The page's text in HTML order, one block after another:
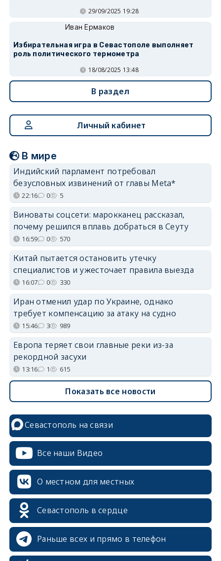
29/09/2025 19:28
Иван Ермаков
Избирательная игра в Севастополе выполняет
роль политического термометра
18/08/2025 13:48
В раздел
Личный кабинет
В мире
Индийский парламент потребовал
безусловных извинений от главы Meta*
22:16 0 5
Виноваты соцсети: марокканец рассказал,
почему решился вплавь добраться в Сеуту
16:59 0 570
Китай пытается остановить утечку
специалистов и ужесточает правила выезда
16:07 0 330
Иран отменил удар по Украине, однако
требует компенсацию за атаку на судно
15:46 3 989
Европа теряет свои главные реки из-за
рекордной засухи
13:16 1 615
Показать все новости
Севастополь на связи
Все наши Видео
О местном для местных
Севастополь в сердце
Раньше всех и прямо в телефон